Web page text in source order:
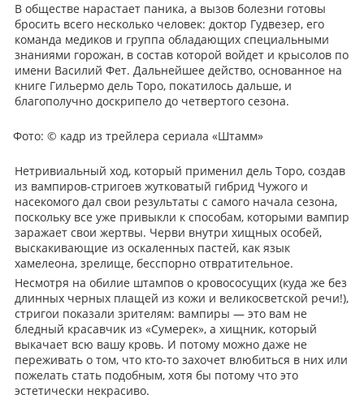
В обществе нарастает паника, а вызов болезни готовы
бросить всего несколько человек: доктор Гудвезер, его
команда медиков и группа обладающих специальными
знаниями горожан, в состав которой войдет и крысолов по
имени Василий Фет. Дальнейшее действо, основанное на
книге Гильермо дель Торо, покатилось дальше, и
благополучно доскрипело до четвертого сезона.
Фото: © кадр из трейлера сериала «Штамм»
Нетривиальный ход, который применил дель Торо, создав
из вампиров-стригоев жутковатый гибрид Чужого и
насекомого дал свои результаты с самого начала сезона,
поскольку все уже привыкли к способам, которыми вампир
заражает свои жертвы. Черви внутри хищных особей,
выскакивающие из оскаленных пастей, как язык
хамелеона, зрелище, бесспорно отвратительное.
Несмотря на обилие штампов о кровососущих (куда же без
длинных черных плащей из кожи и великосветской речи!),
стригои показали зрителям: вампиры — это вам не
бледный красавчик из «Сумерек», а хищник, который
выкачает всю вашу кровь. И потому можно даже не
переживать о том, что кто-то захочет влюбиться в них или
пожелать стать подобным, хотя бы потому что это
эстетически некрасиво.